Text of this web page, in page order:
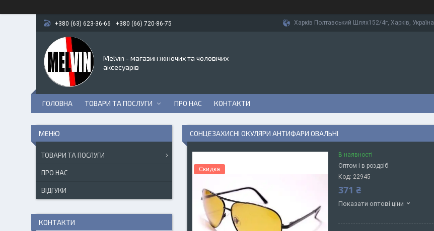
+380 (63) 623-36-66 +380 (66) 720-86-75 Харків Полтавський Шлях152/4г, Харків, Україна
Melvin - магазин жіночих та чоловічих
аксесуарів
ГОЛОВНА ТОВАРИ ТА ПОСЛУГИ ПРО НАС КОНТАКТИ
СОНЦЕЗАХИСНІ ОКУЛЯРИ АНТИФАРИ ОВАЛЬНІ
Скидка
В наявності
Оптом і в роздріб
Код: 22945
371 ₴
Показати оптові ціни
ТОВАРИ ТА ПОСЛУГИ
ПРО НАС
ВІДГУКИ
КОНТАКТИ